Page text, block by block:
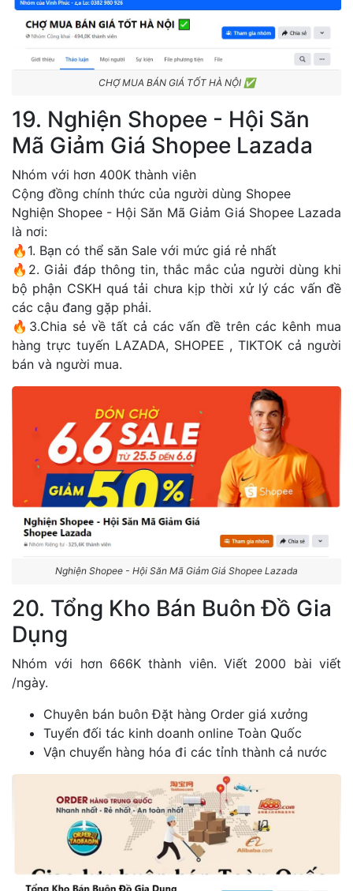
CHỢ MUA BÁN GIÁ TỐT HÀ NỘI ✅
19. Nghiện Shopee - Hội Săn
Mã Giảm Giá Shopee Lazada
Nhóm với hơn 400K thành viên
Cộng đồng chính thức của người dùng Shopee
Nghiện Shopee - Hội Săn Mã Giảm Giá Shopee Lazada
là nơi:
🔥1. Bạn có thể săn Sale với mức giá rẻ nhất
🔥2. Giải đáp thông tin, thắc mắc của người dùng khi
bộ phận CSKH quá tải chưa kịp thời xử lý các vấn đề
các cậu đang gặp phải.
🔥3.Chia sẻ về tất cả các vấn đề trên các kênh mua
hàng trực tuyến LAZADA, SHOPEE , TIKTOK cả người
bán và người mua.
Nghiện Shopee - Hội Săn Mã Giảm Giá Shopee Lazada
20. Tổng Kho Bán Buôn Đồ Gia
Dụng
Nhóm với hơn 666K thành viên. Viết 2000 bài viết
/ngày.
Chuyên bán buôn Đặt hàng Order giá xưởng
Tuyển đối tác kinh doanh online Toàn Quốc
Vận chuyển hàng hóa đi các tỉnh thành cả nước